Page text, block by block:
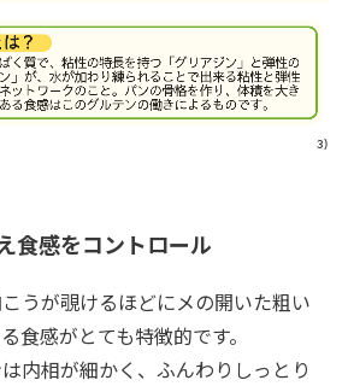
³⁾
食感をコントロール
うが覗けるほどにメの開いた粗い
食感がとても特徴的です。
内相が細かく、ふんわりしっとり